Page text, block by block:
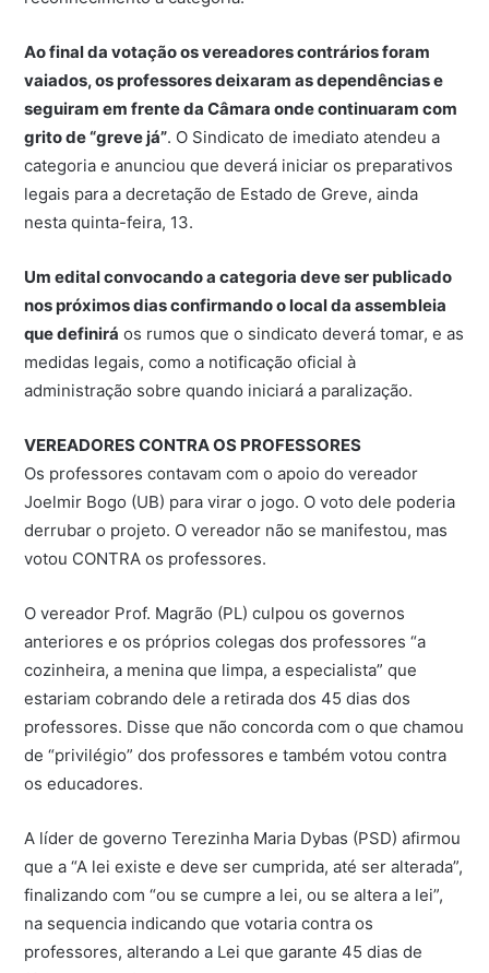
Ao final da votação os vereadores contrários foram
vaiados, os professores deixaram as dependências e
seguiram em frente da Câmara onde continuaram com
grito de “greve já”. O Sindicato de imediato atendeu a
categoria e anunciou que deverá iniciar os preparativos
legais para a decretação de Estado de Greve, ainda
nesta quinta-feira, 13.
Um edital convocando a categoria deve ser publicado
nos próximos dias confirmando o local da assembleia
que definirá os rumos que o sindicato deverá tomar, e as
medidas legais, como a notificação oficial à
administração sobre quando iniciará a paralização.
VEREADORES CONTRA OS PROFESSORES
Os professores contavam com o apoio do vereador
Joelmir Bogo (UB) para virar o jogo. O voto dele poderia
derrubar o projeto. O vereador não se manifestou, mas
votou CONTRA os professores.
O vereador Prof. Magrão (PL) culpou os governos
anteriores e os próprios colegas dos professores “a
cozinheira, a menina que limpa, a especialista” que
estariam cobrando dele a retirada dos 45 dias dos
professores. Disse que não concorda com o que chamou
de “privilégio” dos professores e também votou contra
os educadores.
A líder de governo Terezinha Maria Dybas (PSD) afirmou
que a “A lei existe e deve ser cumprida, até ser alterada”,
finalizando com “ou se cumpre a lei, ou se altera a lei”,
na sequencia indicando que votaria contra os
professores, alterando a Lei que garante 45 dias de